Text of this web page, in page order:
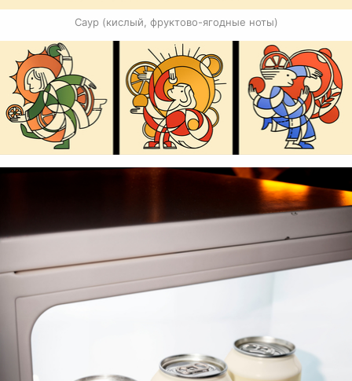
Саур (кислый, фруктово-ягодные ноты)